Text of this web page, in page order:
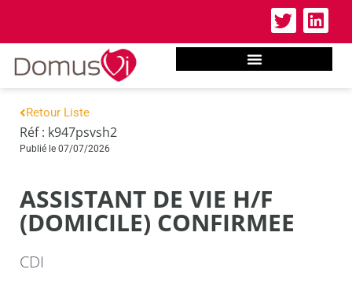
Retour Liste
Réf : k947psvsh2
Publié le 07/07/2026
ASSISTANT DE VIE H/F
(DOMICILE) CONFIRMEE
CDI